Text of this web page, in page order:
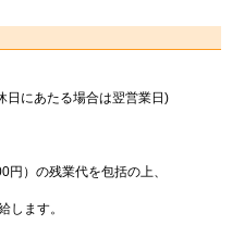
日にあたる場合は翌営業日)
）の残業代を包括の上、
します。